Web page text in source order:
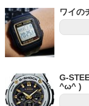
ワイの
G-
^ω^ )